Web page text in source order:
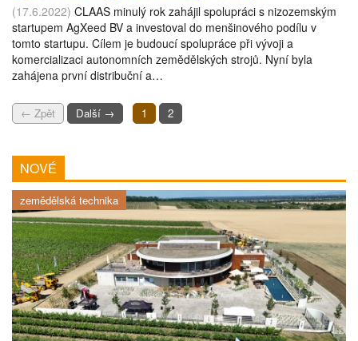
(17.6.2022) CLAAS minulý rok zahájil spolupráci s nizozemským
startupem AgXeed BV a investoval do menšinového podílu v
tomto startupu. Cílem je budoucí spolupráce při vývoji a
komercializaci autonomních zemědělských strojů. Nyní byla
zahájena první distribuční a…
← Zpět Další → 1 2
NOVÉ
zemědělská technika